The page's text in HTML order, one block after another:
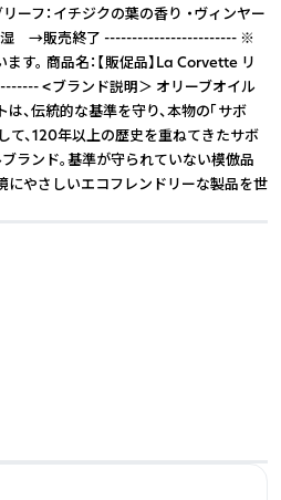
ーフ：イチジクの葉の香り ・ヴィンヤー
保湿 →販売終了 ------------------------ ※
す。 商品名：【販促品】La Corvette リ
<ブランド説明＞ オリーブオイル
、伝統的な基準を守り、本物の「サボ
て、120年以上の歴史を重ねてきたサボ
ランド。基準が守られていない模倣品
にやさしいエコフレンドリーな製品を世